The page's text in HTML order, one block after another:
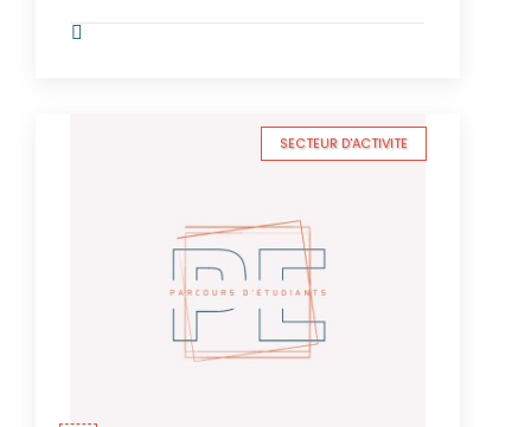
SECTEUR D'ACTIVITE